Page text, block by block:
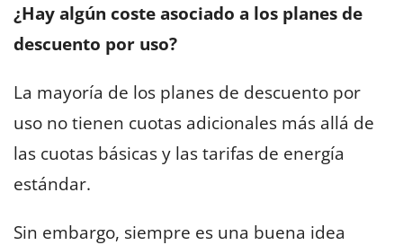
¿Hay algún coste asociado a los planes de
descuento por uso?
La mayoría de los planes de descuento por
uso no tienen cuotas adicionales más allá de
las cuotas básicas y las tarifas de energía
estándar.
Sin embargo, siempre es una buena idea